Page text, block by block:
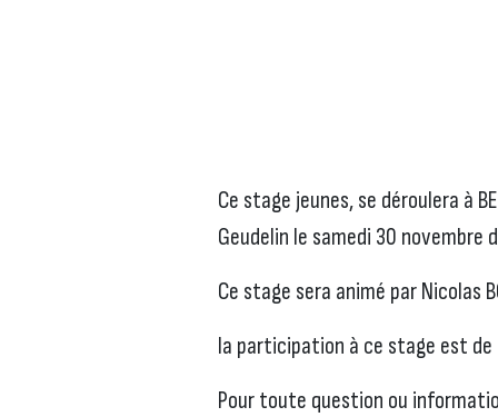
Ce stage jeunes, se déroulera à
Geudelin le samedi 30 novembre
Ce stage sera animé par Nicolas
la participation à ce stage est
Pour toute question ou